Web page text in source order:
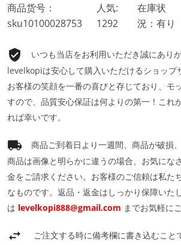
商品货号：
sku10100028753
人気:
1292
在庫状
況：有り
いつも当店をお利用いただき誠にあり
levelkopiは安心して購入いただけるショップ
お客様の笑顔を一番の喜びと存じており、モ
すので、品質安心保証は何よりの第一！これ
れば幸いです。
商品ご到着日より一週間、商品が破損
商品は画像と明らかに違うの場合、お気にな
金をご請求ください。お客様のご信頼は私た
なものです。返品・返金はしっかり保障いた
は levelkopi888@gmail.com までお気軽に
ご注文する時に備考欄に書き込むこと